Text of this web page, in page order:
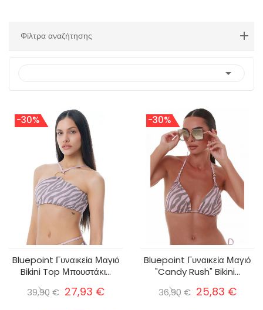
Φίλτρα αναζήτησης

-30%
Bluepoint Γυναικεία Μαγιό
Bikini Top Μπουστάκι...
39,90 € 27,93 €
-30%
Bluepoint Γυναικεία Μαγιό
"Candy Rush" Bikini...
36,90 € 25,83 €